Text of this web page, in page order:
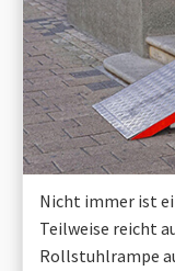
Nicht immer ist
Teilweise reicht
Rollstuhlrampe